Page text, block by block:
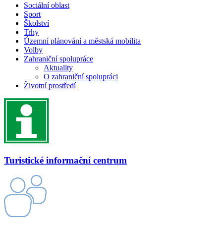
Sociální oblast
Sport
Školství
Trhy
Územní plánování a městská mobilita
Volby
Zahraniční spolupráce
Aktuality
O zahraniční spolupráci
Životní prostředí
Turistické informační centrum